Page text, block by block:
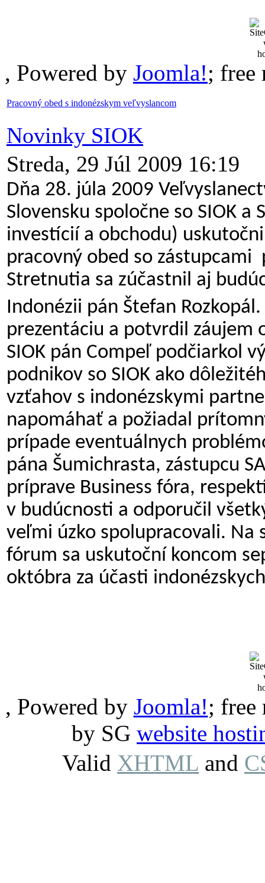
, Powered by Joomla!; free
Pracovný obed s indonézskym veľvyslancom
Novinky SIOK
Streda, 29 Júl 2009 16:19
Dňa 28. júla 2009
Slovensku spoločne so SIOK a
investícií a obchodu)
pracovný obed so zástupcami
Stretnutia sa zúčastnil aj
Indonézii pán Štefan Rozkopál.
prezentáciu a potvrdil záujem
SIOK pán Compeľ podčiarkol
podnikov so SIOK ako
vzťahov s indonézskymi
napomáhať a požiadal
prípade eventuálnych
pána Šumichrasta, zástupcu
príprave Business fóra,
v budúcnosti a odporučil
veľmi úzko spolupracovali. Na
fórum sa uskutoční koncom
októbra za účasti
, Powered by Joomla!; free
by SG website
Valid XHTML and